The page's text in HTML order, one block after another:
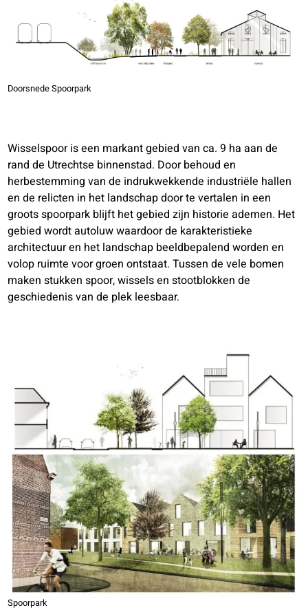
Doorsnede Spoorpark
Wisselspoor is een markant gebied van ca. 9 ha aan de
rand de Utrechtse binnenstad. Door behoud en
herbestemming van de indrukwekkende industriële hallen
en de relicten in het landschap door te vertalen in een
groots spoorpark blijft het gebied zijn historie ademen. Het
gebied wordt autoluw waardoor de karakteristieke
architectuur en het landschap beeldbepalend worden en
volop ruimte voor groen ontstaat. Tussen de vele bomen
maken stukken spoor, wissels en stootblokken de
geschiedenis van de plek leesbaar.
Spoorpark